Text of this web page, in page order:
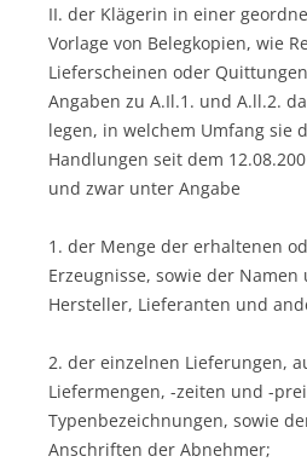
II. der Klägerin in einer
Vorlage von Belegkopien, wie
Lieferscheinen oder
Angaben zu A.Il.1. und A.ll.2.
legen, in welchem Umfang sie
Handlungen seit dem
und zwar unter Angabe
1. der Menge der erhaltenen
Erzeugnisse, sowie der
Hersteller, Lieferanten und
2. der einzelnen Lieferungen,
Liefermengen, -zeiten und -
Typenbezeichnungen, sowie
Anschriften der Abnehmer;